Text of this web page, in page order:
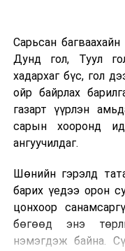
Сарьсан
Дунд гол, Туул
хадархаг бүс, гол
ойр байрлах
газарт үүрлэн
сарын хооронд
ангуучилдаг.
Шөнийн гэрэлд
барих үедээ орон
цонхоор
бөгөөд энэ
нэмэгдэж байна.